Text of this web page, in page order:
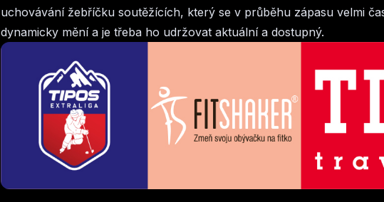
uchovávání žebříčku soutěžících, který se v průběhu zápasu velmi
dynamicky mění a je třeba ho udržovat aktuální a dostupný.